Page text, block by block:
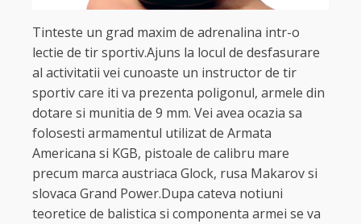
Tinteste un grad maxim de adrenalina intr-o
lectie de tir sportiv.Ajuns la locul de desfasurare
al activitatii vei cunoaste un instructor de tir
sportiv care iti va prezenta poligonul, armele din
dotare si munitia de 9 mm. Vei avea ocazia sa
folosesti armamentul utilizat de Armata
Americana si KGB, pistoale de calibru mare
precum marca austriaca Glock, rusa Makarov si
slovaca Grand Power.Dupa cateva notiuni
teoretice de balistica si componenta armei se va